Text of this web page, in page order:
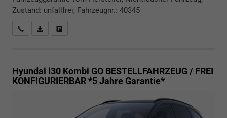
Zustand: unfallfrei, Fahrzeugnr.: 40345
Rückrufbitte absenden
PDF-Datei, Fahrzeugexposé drucken
Hyundai i30 Kombi GO BESTELLFAHRZEUG / FREI
KONFIGURIERBAR *5 Jahre Garantie*